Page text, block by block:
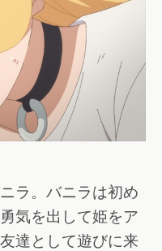
ラ。バニラは初め
気を出して姫をア
達として遊びに来